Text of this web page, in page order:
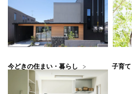
今どきの住まい・暮らし 子育て